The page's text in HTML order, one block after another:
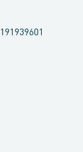
191939601